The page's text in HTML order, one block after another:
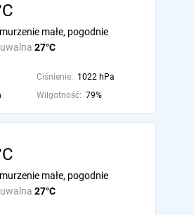
27°C
małe, pogodnie
Ciśnienie: 1022 hPa
Wilgotność: 79%
27°C
małe, pogodnie